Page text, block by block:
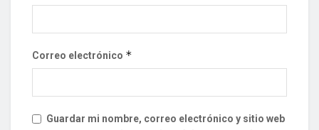
Correo electrónico *
Guardar mi nombre, correo electrónico y sitio web